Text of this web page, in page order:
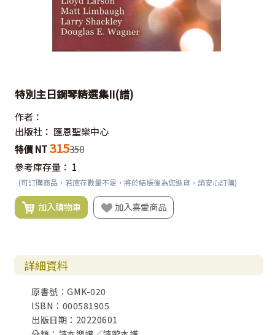
特別主日鋼琴精選集II(譜)
作者：
出版社： 匯恩聖樂中心
特價 NT 315350
參考庫存量： 1
(可訂購商品，若庫存數量不足，將於結帳後為您進貨，請安心訂購)
加入購物車 加入喜愛商品
詳細資料
原書號：GMK-020
ISBN：000581905
出版日期：20220601